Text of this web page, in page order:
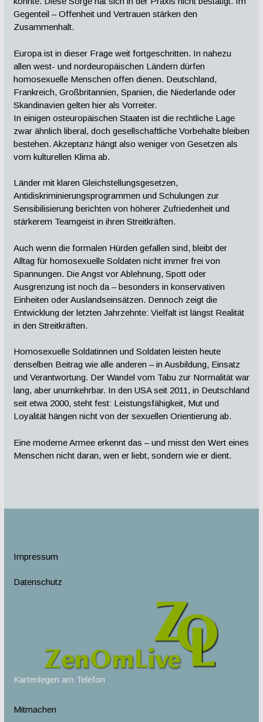
Gegenteil – Offenheit und Vertrauen stärken den
Zusammenhalt.
Europa ist in dieser Frage weit fortgeschritten. In nahezu
allen west- und nordeuropäischen Ländern dürfen
homosexuelle Menschen offen dienen. Deutschland,
Frankreich, Großbritannien, Spanien, die Niederlande oder
Skandinavien gelten hier als Vorreiter.
In einigen osteuropäischen Staaten ist die rechtliche Lage
zwar ähnlich liberal, doch gesellschaftliche Vorbehalte bleiben
bestehen. Akzeptanz hängt also weniger von Gesetzen als
vom kulturellen Klima ab.
Länder mit klaren Gleichstellungsgesetzen,
Antidiskriminierungsprogrammen und Schulungen zur
Sensibilisierung berichten von höherer Zufriedenheit und
stärkerem Teamgeist in ihren Streitkräften.
Auch wenn die formalen Hürden gefallen sind, bleibt der
Alltag für homosexuelle Soldaten nicht immer frei von
Spannungen. Die Angst vor Ablehnung, Spott oder
Ausgrenzung ist noch da – besonders in konservativen
Einheiten oder Auslandseinsätzen. Dennoch zeigt die
Entwicklung der letzten Jahrzehnte: Vielfalt ist längst Realität
in den Streitkräften.
Homosexuelle Soldatinnen und Soldaten leisten heute
denselben Beitrag wie alle anderen – in Ausbildung, Einsatz
und Verantwortung. Der Wandel vom Tabu zur Normalität war
lang, aber unumkehrbar. In den USA seit 2011, in Deutschland
seit etwa 2000, steht fest: Leistungsfähigkeit, Mut und
Loyalität hängen nicht von der sexuellen Orientierung ab.
Eine moderne Armee erkennt das – und misst den Wert eines
Menschen nicht daran, wen er liebt, sondern wie er dient.
Impressum
Datenschutz
Kartenlegen am Telefon
Mitmachen